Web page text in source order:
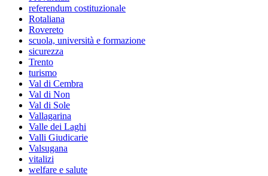
referendum costituzionale
Rotaliana
Rovereto
scuola, università e formazione
sicurezza
Trento
turismo
Val di Cembra
Val di Non
Val di Sole
Vallagarina
Valle dei Laghi
Valli Giudicarie
Valsugana
vitalizi
welfare e salute